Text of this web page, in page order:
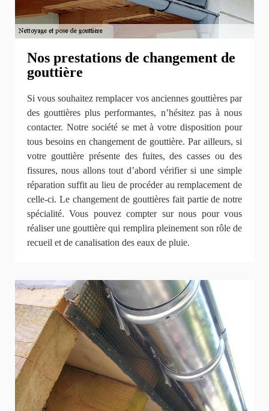
Nos prestations de changement de
gouttière
Si vous souhaitez remplacer vos anciennes gouttières par
des gouttières plus performantes, n’hésitez pas à nous
contacter. Notre société se met à votre disposition pour
tous besoins en changement de gouttière. Par ailleurs, si
votre gouttière présente des fuites, des casses ou des
fissures, nous allons tout d’abord vérifier si une simple
réparation suffit au lieu de procéder au remplacement de
celle-ci. Le changement de gouttières fait partie de notre
spécialité. Vous pouvez compter sur nous pour vous
réaliser une gouttière qui remplira pleinement son rôle de
recueil et de canalisation des eaux de pluie.